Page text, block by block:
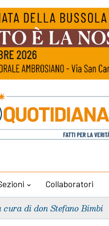
Collaboratori
cura di don Stefano Bimbi